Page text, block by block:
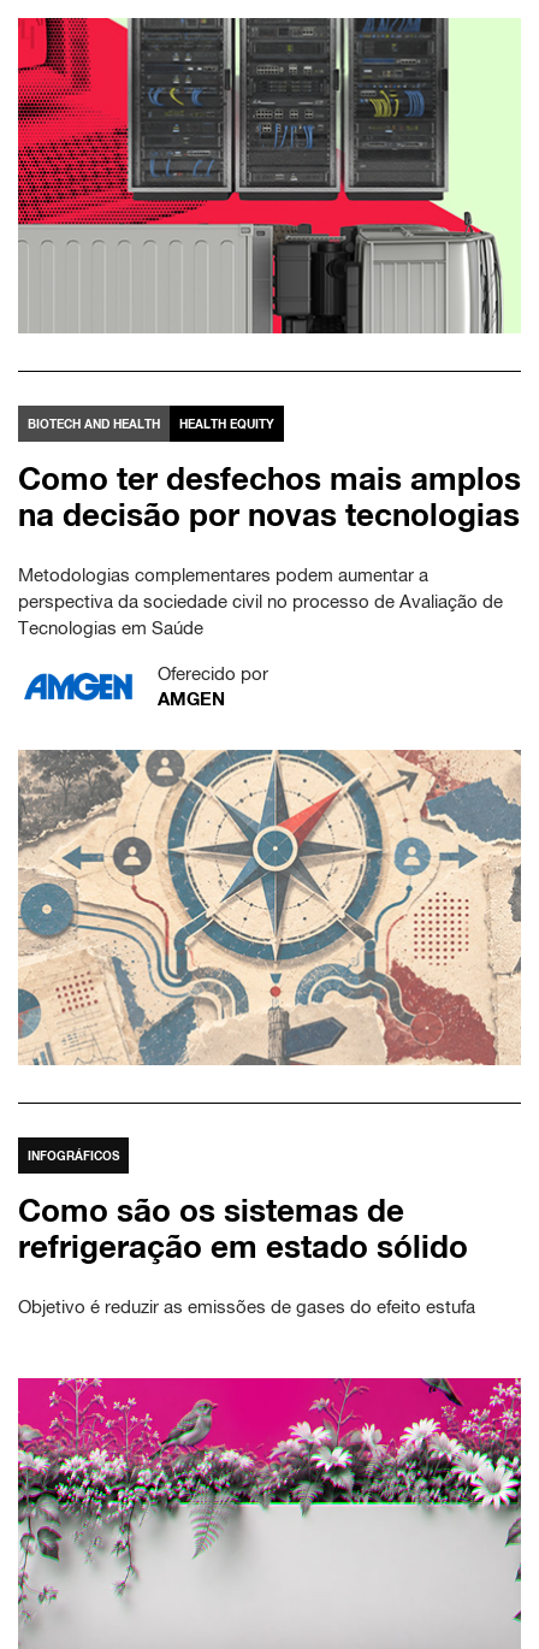
BIOTECH AND HEALTH HEALTH EQUITY
Como ter desfechos mais amplos
na decisão por novas tecnologias
Metodologias complementares podem aumentar a
perspectiva da sociedade civil no processo de Avaliação de
Tecnologias em Saúde
Oferecido por
AMGEN
INFOGRÁFICOS
Como são os sistemas de
refrigeração em estado sólido
Objetivo é reduzir as emissões de gases do efeito estufa